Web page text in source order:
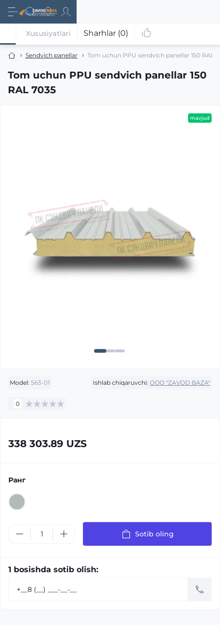
Sendvich panellar Tom uchun PPU sendvich panellar 150 RAL
Tom uchun PPU sendvich panellar 150
RAL 7035
Xususiyatlari Sharhlar (0)
mavjud
Model: 563-01 Ishlab chiqaruvchi: OOO "ZAVOD BAZA"
0
338 303.89 UZS
Ранг
Sotib oling
1 bosishda sotib olish: